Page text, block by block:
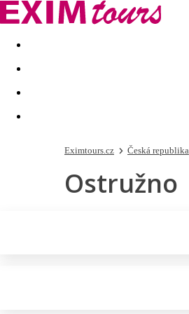
Akční nabídky Last minute
Eximtours.cz Česká republika
Ostružno